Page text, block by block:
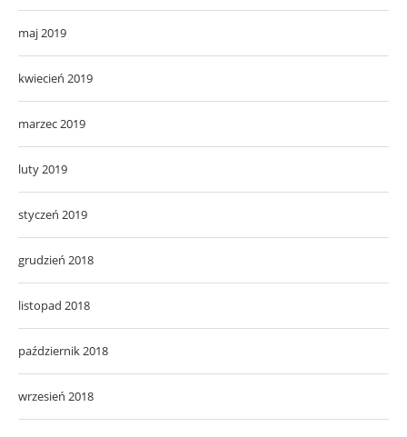
maj 2019
kwiecień 2019
marzec 2019
luty 2019
styczeń 2019
grudzień 2018
listopad 2018
październik 2018
wrzesień 2018